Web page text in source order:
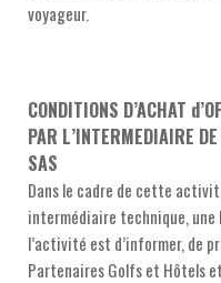
voyageur.
CONDITIONS D’ACHAT
PAR L’INTERMEDIAIRE
SAS
Dans le cadre de cette
intermédiaire technique, une
l’activité est d’informer, de
Partenaires Golfs et Hôtels